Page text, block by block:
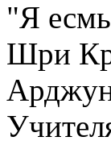
"Я
Шри